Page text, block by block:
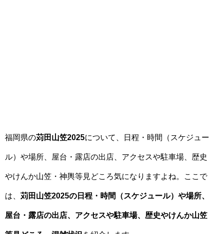
福岡県の苅田山笠2025について、日程・時間（スケジュー
ル）や場所、屋台・露店の出店、アクセスや駐車場、歴史
やけんか山笠・神輿等見どころ気になりますよね。ここで
は、 苅田山笠2025の日程・時間（スケジュール）や場所、
屋台・露店の出店、アクセスや駐車場、歴史やけんか山笠